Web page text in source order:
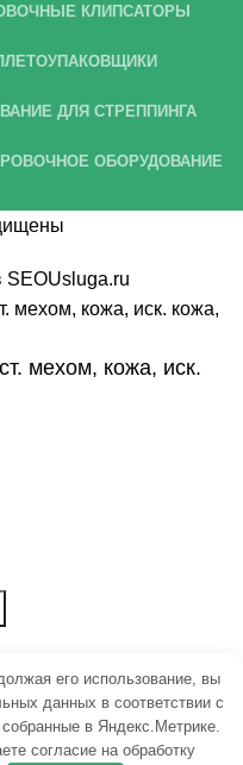
КЛИПСАТОРЫ
ДЛЯ СТРЕППИНГА
ОБОРУДОВАНИЕ
SEOUsluga.ru
мехом, кожа, иск.
его использование, вы
данных в соответствии с
в Яндекс.Метрике.
согласие на обработку